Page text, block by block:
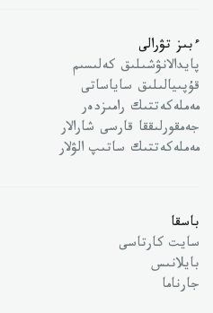
ءبىز تۋرالى
پايدالانۋشىلىق كەلىسىم
قۇپىيالىلىق ساياساتى
مەملەكەتتىك رامىزدەر
جەمقورلىققا قارسى شارالار
مەملەكەتتىك ساتىپ الۋلار
باسقا
سايت كارتاسى
بايلانىس
جارناما